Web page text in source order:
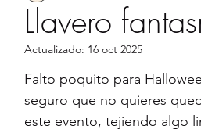
Llavero
Actualizado: 16 oct 2025
Falto poquito para
seguro que no quieres
este evento, tejiendo algo